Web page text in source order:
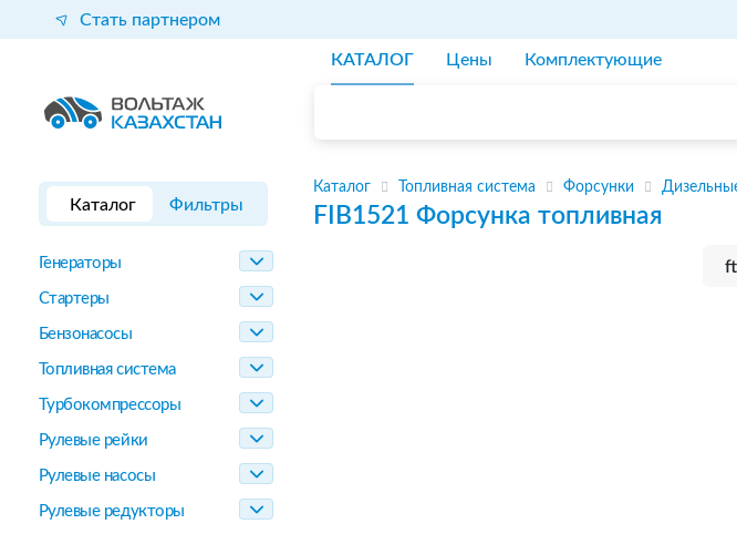
Стать партнером
КАТАЛОГ Цены Комплектующие
Каталог Фильтры
Генераторы
Стартеры
Бензонасосы
Топливная система
Турбокомпрессоры
Рулевые рейки
Рулевые насосы
Рулевые редукторы
Каталог Топливная система Форсунки
FIB1521 Форсунка топливная